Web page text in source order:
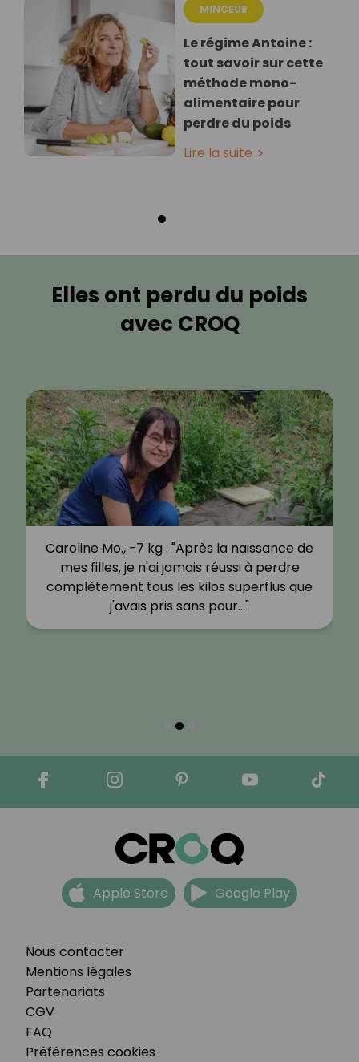
MINCEUR
Le régime Antoine :
tout savoir sur cette
méthode mono-
alimentaire pour
perdre du poids
Lire la suite
Elles ont perdu du poids
avec CROQ
Caroline Mo., -7 kg : "Après la naissance de
mes filles, je n'ai jamais réussi à perdre
complètement tous les kilos superflus que
j'avais pris sans pour…"
Nous contacter
Mentions légales
Partenariats
CGV
FAQ
Préférences cookies
Apple Store Google Play